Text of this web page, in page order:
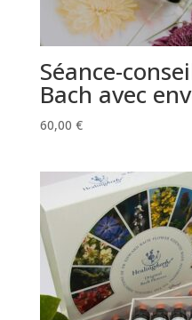
Séance-
Bach avec
60,00 €